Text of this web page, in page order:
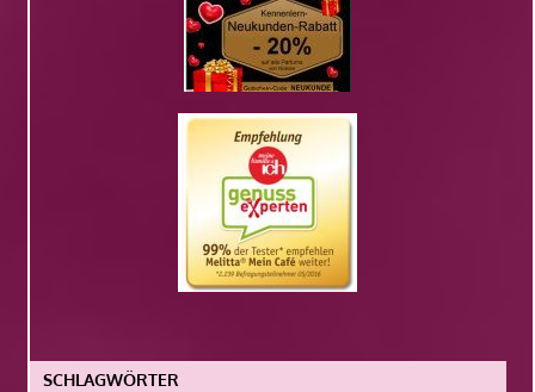
SCHLAGWÖRTER